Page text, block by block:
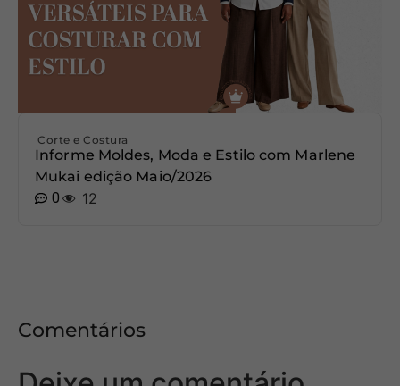
Corte e Costura
Informe Moldes, Moda e Estilo com Marlene
Mukai edição Maio/2026
0
12
Comentários